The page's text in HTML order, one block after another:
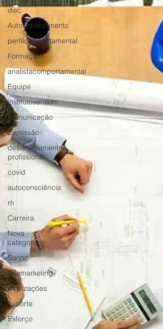
disc
Autoconhecimento
perfilcomportamental
Formação
analistacomportamental
Equipe
institutosensum
Comunicação
demissão
desenvolvimento
profissional
covid
autoconsciência
rh
Carreira
Nova
categoria
Sonho
Telemarketing
Realizações
suporte
Esforço